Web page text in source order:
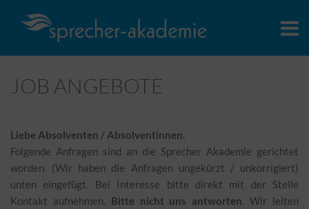
JOB ANGEBOTE
Liebe Absolventen / Absolventinnen.
Folgende Anfragen sind an die Sprecher Akademie gerichtet
worden. (Wir haben die Anfragen ungekürzt / unkorrigiert)
unten eingefügt. Bei Interesse bitte direkt mit der Stelle
Kontakt aufnehmen. Bitte nicht uns antworten. Wir leiten